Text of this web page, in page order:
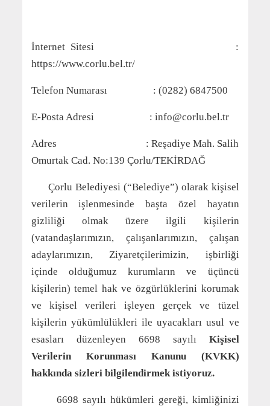
İnternet Sitesi :
https://www.corlu.bel.tr/
Telefon Numarası : (0282) 6847500
E-Posta Adresi : info@corlu.bel.tr
Adres : Reşadiye Mah. Salih
Omurtak Cad. No:139 Çorlu/TEKİRDAĞ
Çorlu Belediyesi (“Belediye”) olarak kişisel
verilerin işlenmesinde başta özel hayatın
gizliliği olmak üzere ilgili kişilerin
(vatandaşlarımızın, çalışanlarımızın, çalışan
adaylarımızın, Ziyaretçilerimizin, işbirliği
içinde olduğumuz kurumların ve üçüncü
kişilerin) temel hak ve özgürlüklerini korumak
ve kişisel verileri işleyen gerçek ve tüzel
kişilerin yükümlülükleri ile uyacakları usul ve
esasları düzenleyen 6698 sayılı Kişisel
Verilerin Korunması Kanunu (KVKK)
hakkında sizleri bilgilendirmek istiyoruz.
6698 sayılı hükümleri gereği, kimliğinizi